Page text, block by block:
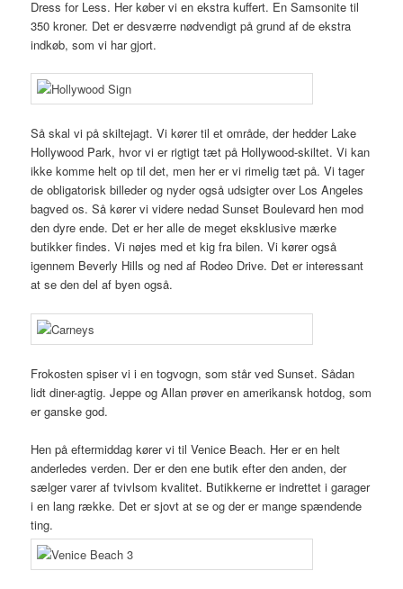
Dress for Less. Her køber vi en ekstra kuffert. En Samsonite til
350 kroner. Det er desværre nødvendigt på grund af de ekstra
indkøb, som vi har gjort.
Så skal vi på skiltejagt. Vi kører til et område, der hedder Lake
Hollywood Park, hvor vi er rigtigt tæt på Hollywood-skiltet. Vi kan
ikke komme helt op til det, men her er vi rimelig tæt på. Vi tager
de obligatorisk billeder og nyder også udsigter over Los Angeles
bagved os. Så kører vi videre nedad Sunset Boulevard hen mod
den dyre ende. Det er her alle de meget eksklusive mærke
butikker findes. Vi nøjes med et kig fra bilen. Vi kører også
igennem Beverly Hills og ned af Rodeo Drive. Det er interessant
at se den del af byen også.
Frokosten spiser vi i en togvogn, som står ved Sunset. Sådan
lidt diner-agtig. Jeppe og Allan prøver en amerikansk hotdog, som
er ganske god.
Hen på eftermiddag kører vi til Venice Beach. Her er en helt
anderledes verden. Der er den ene butik efter den anden, der
sælger varer af tvivlsom kvalitet. Butikkerne er indrettet i garager
i en lang række. Det er sjovt at se og der er mange spændende
ting.